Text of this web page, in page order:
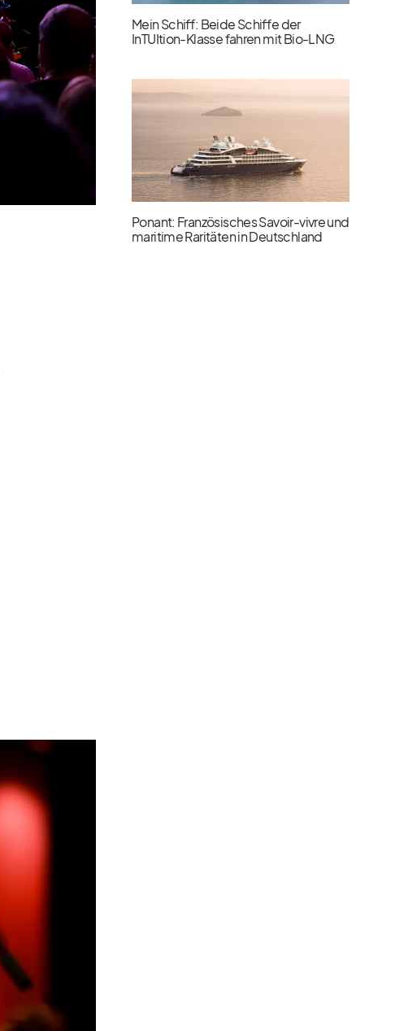
Mein Schiff: Beide Schiffe der
InTUItion-Klasse fahren mit Bio-LNG
Ponant: Französisches Savoir-vivre und
maritime Raritäten in Deutschland